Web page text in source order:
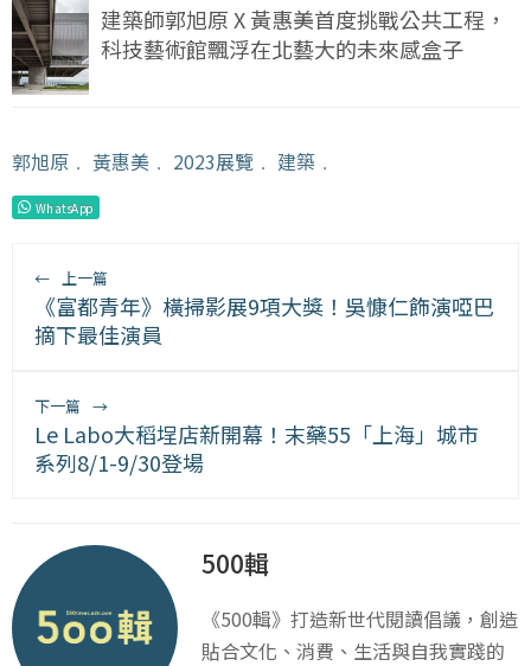
建築師郭旭原 X 黃惠美首度挑戰公共工程，
科技藝術館飄浮在北藝大的未來感盒子
郭旭原 ﹒ 黃惠美 ﹒ 2023展覽 ﹒ 建築 ﹒
WhatsApp
← 上一篇
《富都青年》橫掃影展9項大獎！吳慷仁飾演啞巴
摘下最佳演員
下一篇 →
Le Labo大稻埕店新開幕！末藥55「上海」城市
系列8/1-9/30登場
500輯
《500輯》打造新世代閱讀倡議，創造
貼合文化、消費、生活與自我實踐的